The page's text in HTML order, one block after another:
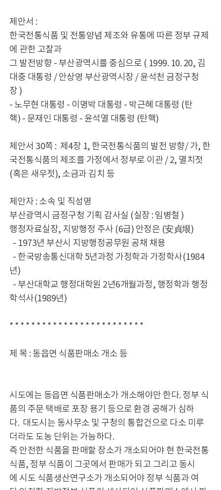
제안서 :
한국전통식품 및 전통양념 제조와 유통에 따른 정부 규제
에 관한 고찰과
그 발전방향 - 부산광역시를 중심으로 ( 1999. 10. 20, 김
대중 대통령 / 안상영 부산광역시장 / 윤석천 금정구청
장 )
- 노무현 대통령 - 이명박 대통령 - 박근혜 대통령 (탄
핵) - 문재인 대통령 - 윤석열 대통령 (탄핵)
제안서 30쪽 : 제4장 1, 한국전통식품의 발전 방향/ 가, 한
국전통식품의 제조를 가정에서 정부로 이관 / 2, 멸치젓
(혹은 새우젓), 소금과 김치 등
제안자 : 소속 및 직성명
부산광역시 금정구청 기획 감사실 (실장 : 임병철 )
행정자료실장, 지방행정 주사 (6급) 안정은 (安貞垠)
- 1973년 부산시 지방행정공무원 공채 채용
- 한국방송통신대학 5년과정 가정학과 가정학사(1984
년)
- 부산대학교 행정대학원 2년6개월과정, 행정학과 행정
학석사(1989년)
* * * * * * * * * * * * * * * * * * * * * * * * *
제 목 : 동읍면 식품판매소 개소 등
시도에는 동읍면 식품판매소가 개소해야만 한다. 정부 식
품의 주문 택배로 포장 용기 등으로 환경 공해가 심하
다. 대도시는 동사무소 및 구청의 통합건으로 다소 미루
더라도 도농 단위는 가능하다.
즉 안전한 식품을 판매할 장소가 개소되어야 현 한국전통
식품, 정부 식품이 그곳에서 판매가 되고 그리고 동시
에 시도 식품생산연구소가 개소되어야 정부 식품과 여